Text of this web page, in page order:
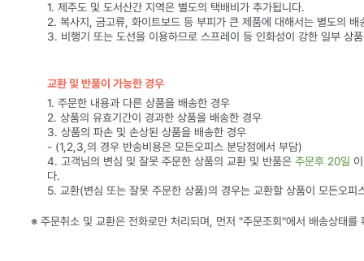
1. 제주도 및 도서산간 지역은 별도의 택배비가 추가됩니다.
2. 복사지, 금고류, 화이트보드 등 부피가 큰 제품에 대해서는 별도의
3. 비행기 또는 도선을 이용하므로 스프레이 등 인화성이 강한 일부 상
교환 및 반품이 가능한 경우
1. 주문한 내용과 다른 상품을 배송한 경우
2. 상품의 유효기간이 경과한 상품을 배송한 경우
3. 상품의 파손 및 손상된 상품을 배송한 경우
- (1,2,3,의 경우 반송비용은 모든오피스 분당점에서 부담)
4. 고객님의 변심 및 잘못 주문한 상품의 교환 및 반품은 주문후 20일
다.
5. 교환(변심 또는 잘못 주문한 상품)의 경우는 교환할 상품이 모든오피
※ 주문취소 및 교환은 전화로만 처리되며, 먼저 "주문조회"에서 배송상태를